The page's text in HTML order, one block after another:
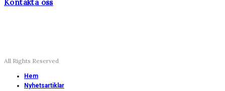
Kontakta oss
All Rights Reserved
Hem
Nyhetsartiklar